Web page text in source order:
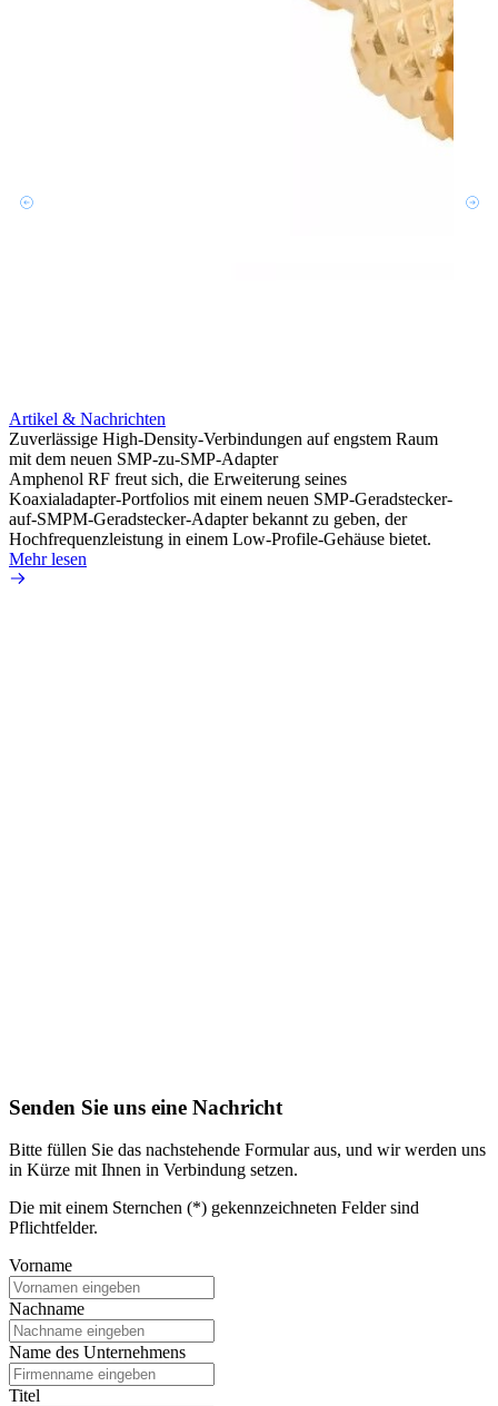
Artikel & Nachrichten
Zuverlässige High-Density-Verbindungen auf engstem Raum
mit dem neuen SMP-zu-SMP-Adapter
Amphenol RF freut sich, die Erweiterung seines
Koaxialadapter-Portfolios mit einem neuen SMP-Geradstecker-
auf-SMPM-Geradstecker-Adapter bekannt zu geben, der
Hochfrequenzleistung in einem Low-Profile-Gehäuse bietet.
Mehr lesen
Senden Sie uns eine Nachricht
Bitte füllen Sie das nachstehende Formular aus, und wir werden uns
in Kürze mit Ihnen in Verbindung setzen.
Die mit einem Sternchen (*) gekennzeichneten Felder sind
Pflichtfelder.
Vorname
Nachname
Name des Unternehmens
Titel